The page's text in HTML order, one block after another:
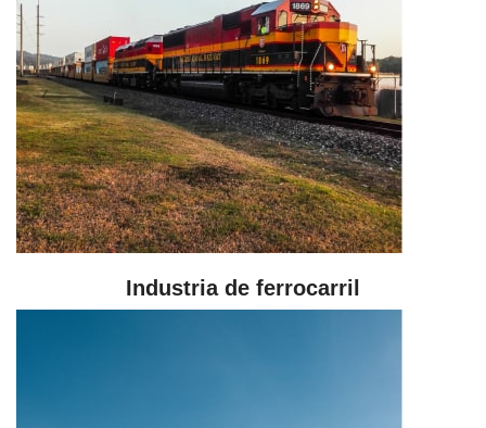
Industria de ferrocarril